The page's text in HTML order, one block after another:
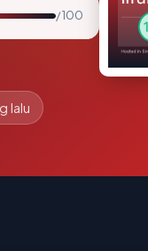
/ 100
lalu